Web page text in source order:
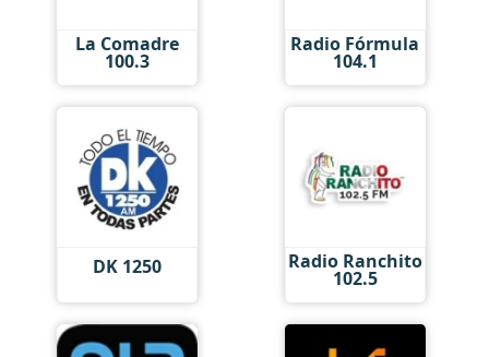
La Comadre
100.3
Radio Fórmula
104.1
DK 1250 Radio Ranchito
102.5